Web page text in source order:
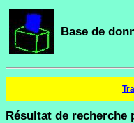
Base de
Résultat de